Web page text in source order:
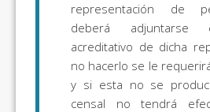
representación de
deberá adjuntarse
acreditativo de dicha
no hacerlo se le
y si esta no se
censal no tendrá